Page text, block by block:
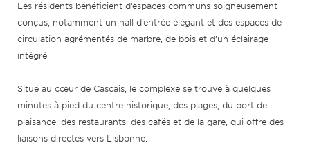
Les résidents bénéficient d’espaces communs soigneusement
conçus, notamment un hall d’entrée élégant et des espaces de
circulation agrémentés de marbre, de bois et d’un éclairage
intégré.
Situé au cœur de Cascais, le complexe se trouve à quelques
minutes à pied du centre historique, des plages, du port de
plaisance, des restaurants, des cafés et de la gare, qui offre des
liaisons directes vers Lisbonne.